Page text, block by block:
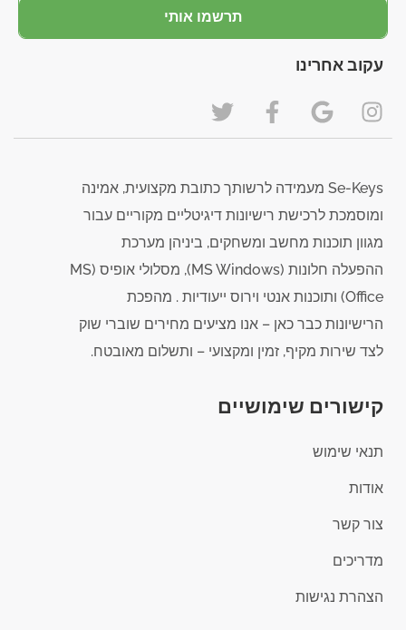
תרשמו אותי
עקוב אחרינו
Se-Keys מעמידה לרשותך כתובת מקצועית, אמינה
ומוסמכת לרכישת רישיונות דיגיטליים מקוריים עבור
מגוון תוכנות מחשב ומשחקים, ביניהן מערכת
ההפעלה חלונות (MS Windows), מסלולי אופיס (MS
Office) ותוכנות אנטי וירוס ייעודיות . מהפכת
הרישיונות כבר כאן – אנו מציעים מחירים שוברי שוק
לצד שירות מקיף, זמין ומקצועי – ותשלום מאובטח.
קישורים שימושיים
תנאי שימוש
אודות
צור קשר
מדריכים
הצהרת נגישות